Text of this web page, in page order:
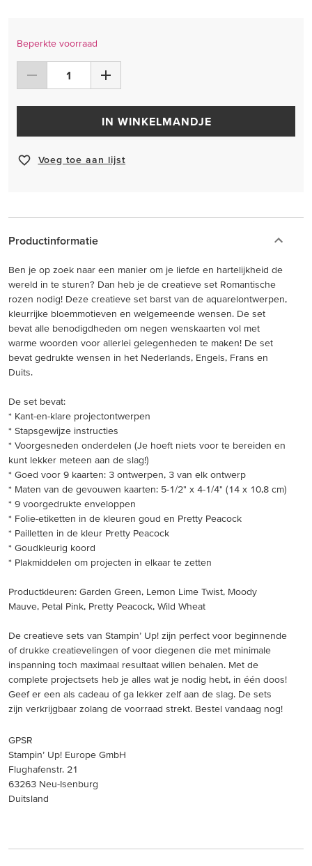
Beperkte voorraad
IN WINKELMANDJE
Voeg toe aan lijst
Productinformatie
Ben je op zoek naar een manier om je liefde en hartelijkheid de
wereld in te sturen? Dan heb je de creatieve set Romantische
rozen nodig! Deze creatieve set barst van de aquarelontwerpen,
kleurrijke bloemmotieven en welgemeende wensen. De set
bevat alle benodigdheden om negen wenskaarten vol met
warme woorden voor allerlei gelegenheden te maken! De set
bevat gedrukte wensen in het Nederlands, Engels, Frans en
Duits.
De set bevat:
* Kant-en-klare projectontwerpen
* Stapsgewijze instructies
* Voorgesneden onderdelen (Je hoeft niets voor te bereiden en
kunt lekker meteen aan de slag!)
* Goed voor 9 kaarten: 3 ontwerpen, 3 van elk ontwerp
* Maten van de gevouwen kaarten: 5-1/2" x 4-1/4" (14 x 10,8 cm)
* 9 voorgedrukte enveloppen
* Folie-etiketten in de kleuren goud en Pretty Peacock
* Pailletten in de kleur Pretty Peacock
* Goudkleurig koord
* Plakmiddelen om projecten in elkaar te zetten
Productkleuren: Garden Green, Lemon Lime Twist, Moody
Mauve, Petal Pink, Pretty Peacock, Wild Wheat
De creatieve sets van Stampin’ Up! zijn perfect voor beginnende
of drukke creatievelingen of voor diegenen die met minimale
inspanning toch maximaal resultaat willen behalen. Met de
complete projectsets heb je alles wat je nodig hebt, in één doos!
Geef er een als cadeau of ga lekker zelf aan de slag. De sets
zijn verkrijgbaar zolang de voorraad strekt. Bestel vandaag nog!
GPSR
Stampin’ Up! Europe GmbH
Flughafenstr. 21
63263 Neu-Isenburg
Duitsland